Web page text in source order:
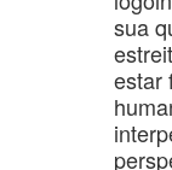
sua
estar